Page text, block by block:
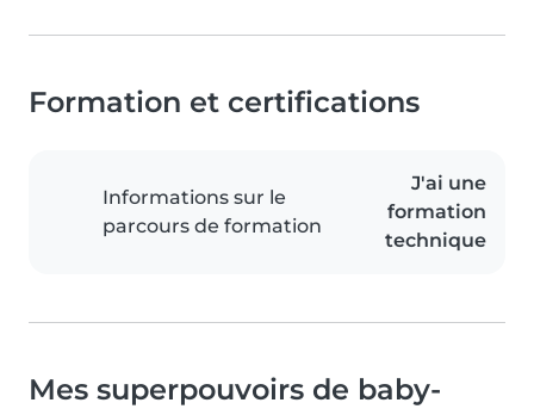
Formation et certifications
Informations sur le
parcours de formation
J'ai une
formation
technique
Mes superpouvoirs de baby-